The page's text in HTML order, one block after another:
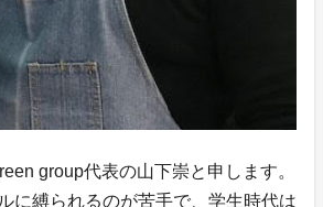
group代表の山下崇と申します。
に縛られるのが苦手で、学生時代は